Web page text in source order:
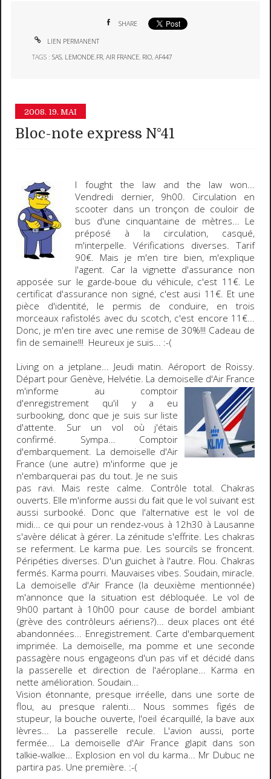
SHARE
LIEN PERMANENT
TAGS :SAS, LEMONDE.FR,AIR FRANCE, RIO,AF447
2008. 19. MAI
Bloc-note express N°41
I fought the law and the law won...
Vendredi dernier, 9h00. Circulation en
scooter dans un tronçon de couloir de
bus d'une cinquantaine de mètres... Le
préposé à la circulation, casqué,
m'interpelle. Vérifications diverses. Tarif
90€. Mais je m'en tire bien, m'explique
l'agent. Car la vignette d'assurance non
apposée sur le garde-boue du véhicule, c'est 11€. Le
certificat d'assurance non signé, c'est ausi 11€. Et une
pièce d'identité, le permis de conduire, en trois
morceaux rafistolés avec du scotch, c'est encore 11€...
Donc, je m'en tire avec une remise de 30%!!! Cadeau de
fin de semaine!!! Heureux je suis... :-(
Living on a jetplane... Jeudi matin. Aéroport de Roissy.
Départ pour Genève, Helvétie. La demoiselle d'Air France
m'informe au comptoir
d'enregistrement qu'il y a eu
surbooking, donc que je suis sur liste
d'attente. Sur un vol où j'étais
confirmé. Sympa... Comptoir
d'embarquement. La demoiselle d'Air
France (une autre) m'informe que je
n'embarquerai pas du tout. Je ne suis
pas ravi. Mais reste calme. Contrôle total. Chakras
ouverts. Elle m'informe aussi du fait que le vol suivant est
aussi surbooké. Donc que l'alternative est le vol de
midi... ce qui pour un rendez-vous à 12h30 à Lausanne
s'avère délicat à gérer. La zénitude s'effrite. Les chakras
se referment. Le karma pue. Les sourcils se froncent.
Péripéties diverses. D'un guichet à l'autre. Flou. Chakras
fermés. Karma pourri. Mauvaises vibes. Soudain, miracle.
La demoiselle d'Air France (la deuxième mentionnée)
m'annonce que la situation est débloquée. Le vol de
9h00 partant à 10h00 pour cause de bordel ambiant
(grève des contrôleurs aériens?)... deux places ont été
abandonnées... Enregistrement. Carte d'embarquement
imprimée. La demoiselle, ma pomme et une seconde
passagère nous engageons d'un pas vif et décidé dans
la passerelle et direction de l'aéroplane... Karma en
nette amélioration. Soudain...
Vision étonnante, presque irréelle, dans une sorte de
flou, au presque ralenti... Nous sommes figés de
stupeur, la bouche ouverte, l'oeil écarquillé, la bave aux
lèvres... La passerelle recule. L'avion aussi, porte
fermée... La demoiselle d'Air France glapit dans son
talkie-walkie... Explosion en vol du karma... Mr Dubuc ne
partira pas. Une première. :-(